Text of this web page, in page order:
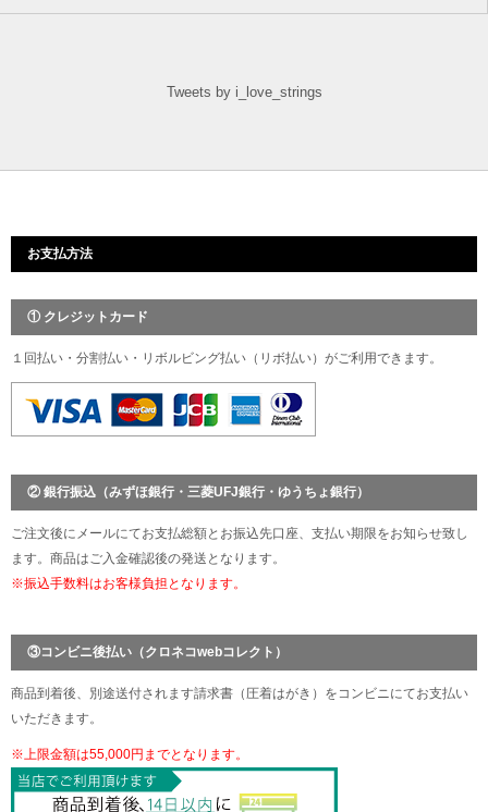
Tweets by i_love_strings
お支払方法
① クレジットカード
１回払い・分割払い・リボルビング払い（リボ払い）がご利用できます。
② 銀行振込（みずほ銀行・三菱UFJ銀行・ゆうちょ銀行）
ご注文後にメールにてお支払総額とお振込先口座、支払い期限をお知らせ致し
ます。商品はご入金確認後の発送となります。
※振込手数料はお客様負担となります。
③コンビニ後払い（クロネコwebコレクト）
商品到着後、別途送付されます請求書（圧着はがき）をコンビニにてお支払い
いただきます。
※上限金額は55,000円までとなります。